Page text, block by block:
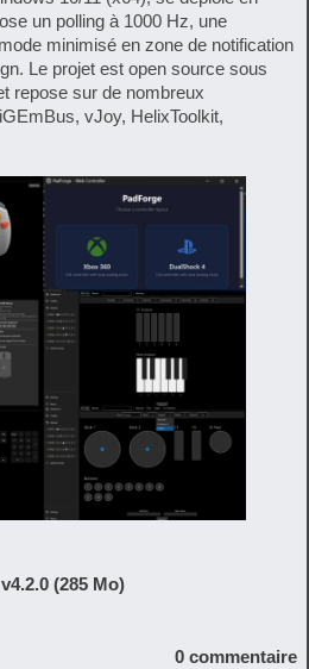
un polling à 1000 Hz, une
minimisé en zone de notification
Le projet est open source sous
repose sur de nombreux
vJoy, HelixToolkit,
(285 Mo)
0 commentaire